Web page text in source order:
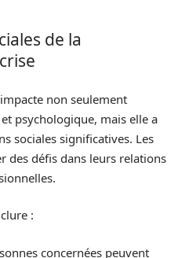
de la
non seulement
psychologique, mais elle a
sociales significatives. Les
des défis dans leurs relations
:
concernées peuvent